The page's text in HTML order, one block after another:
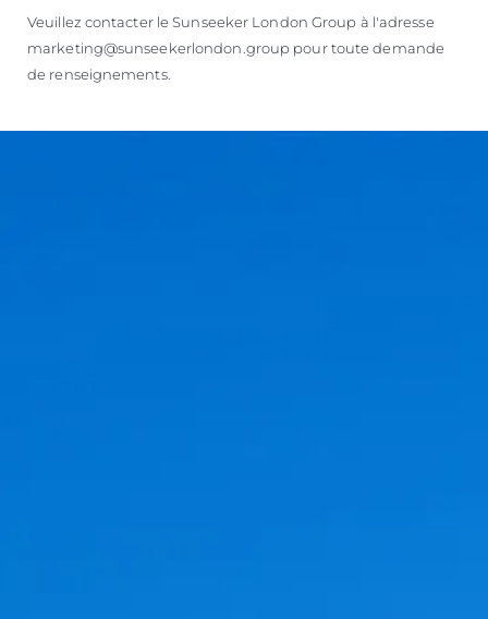
Veuillez contacter le Sunseeker London Group à l'adresse
marketing@sunseekerlondon.group pour toute demande
de renseignements.